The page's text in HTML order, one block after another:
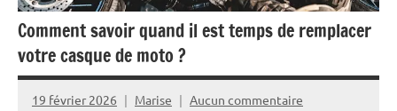
Comment savoir quand il est temps de remplacer
votre casque de moto ?
19 février 2026 Marise Aucun commentaire